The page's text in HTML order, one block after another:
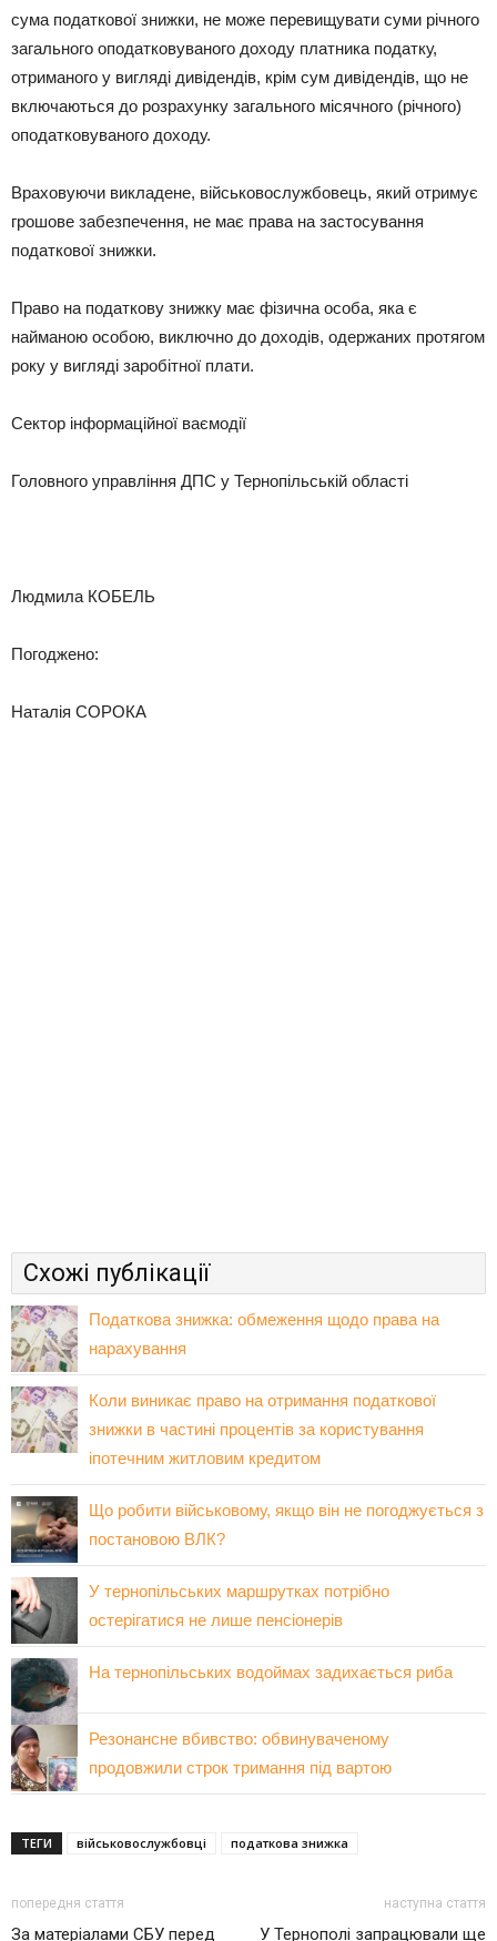
сума податкової знижки, не може перевищувати суми річного
загального оподатковуваного доходу платника податку,
отриманого у вигляді дивідендів, крім сум дивідендів, що не
включаються до розрахунку загального місячного (річного)
оподатковуваного доходу.
Враховуючи викладене, військовослужбовець, який отримує
грошове забезпечення, не має права на застосування
податкової знижки.
Право на податкову знижку має фізична особа, яка є
найманою особою, виключно до доходів, одержаних протягом
року у вигляді заробітної плати.
Сектор інформаційної ваємодії
Головного управління ДПС у Тернопільській області
Людмила КОБЕЛЬ
Погоджено:
Наталія СОРОКА
Схожі публікації
Податкова знижка: обмеження щодо права на
нарахування
Коли виникає право на отримання податкової
знижки в частині процентів за користування
іпотечним житловим кредитом
Що робити військовому, якщо він не погоджується з
постановою ВЛК?
У тернопільських маршрутках потрібно
остерігатися не лише пенсіонерів
На тернопільських водоймах задихається риба
Резонансне вбивство: обвинуваченому
продовжили строк тримання під вартою
ТЕГИ військовослужбовці податкова знижка
попередня стаття
За матеріалами СБУ перед
наступна стаття
У Тернополі запрацювали ще